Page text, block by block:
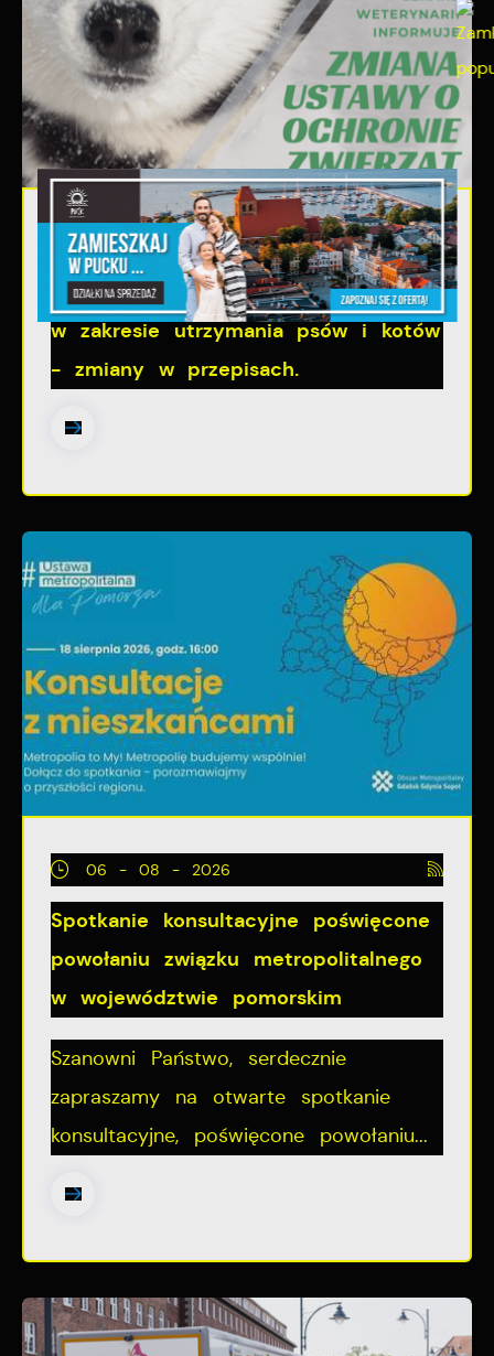
06 - 08 - 2026
Ustawa dotycząca ochrony zwięrząt
w zakresie utrzymania psów i kotów
- zmiany w przepisach.
06 - 08 - 2026
Spotkanie konsultacyjne poświęcone
powołaniu związku metropolitalnego
w województwie pomorskim
Szanowni Państwo, serdecznie
zapraszamy na otwarte spotkanie
konsultacyjne, poświęcone powołaniu...